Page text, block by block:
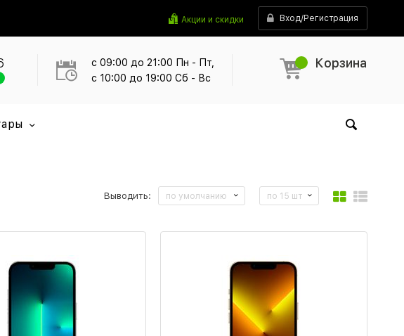
Акции и скидки Вход/Регистрация
с 09:00 до 21:00 Пн - Пт,
с 10:00 до 19:00 Сб - Вс
Корзина
Выводить: по умолчанию по 15 шт